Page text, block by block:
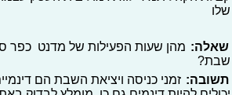
שלו
שאלה: מהן שעות הפעילות של מדנט כפר
שבת?
תשובה: זמני כניסה ויציאת השבת הם